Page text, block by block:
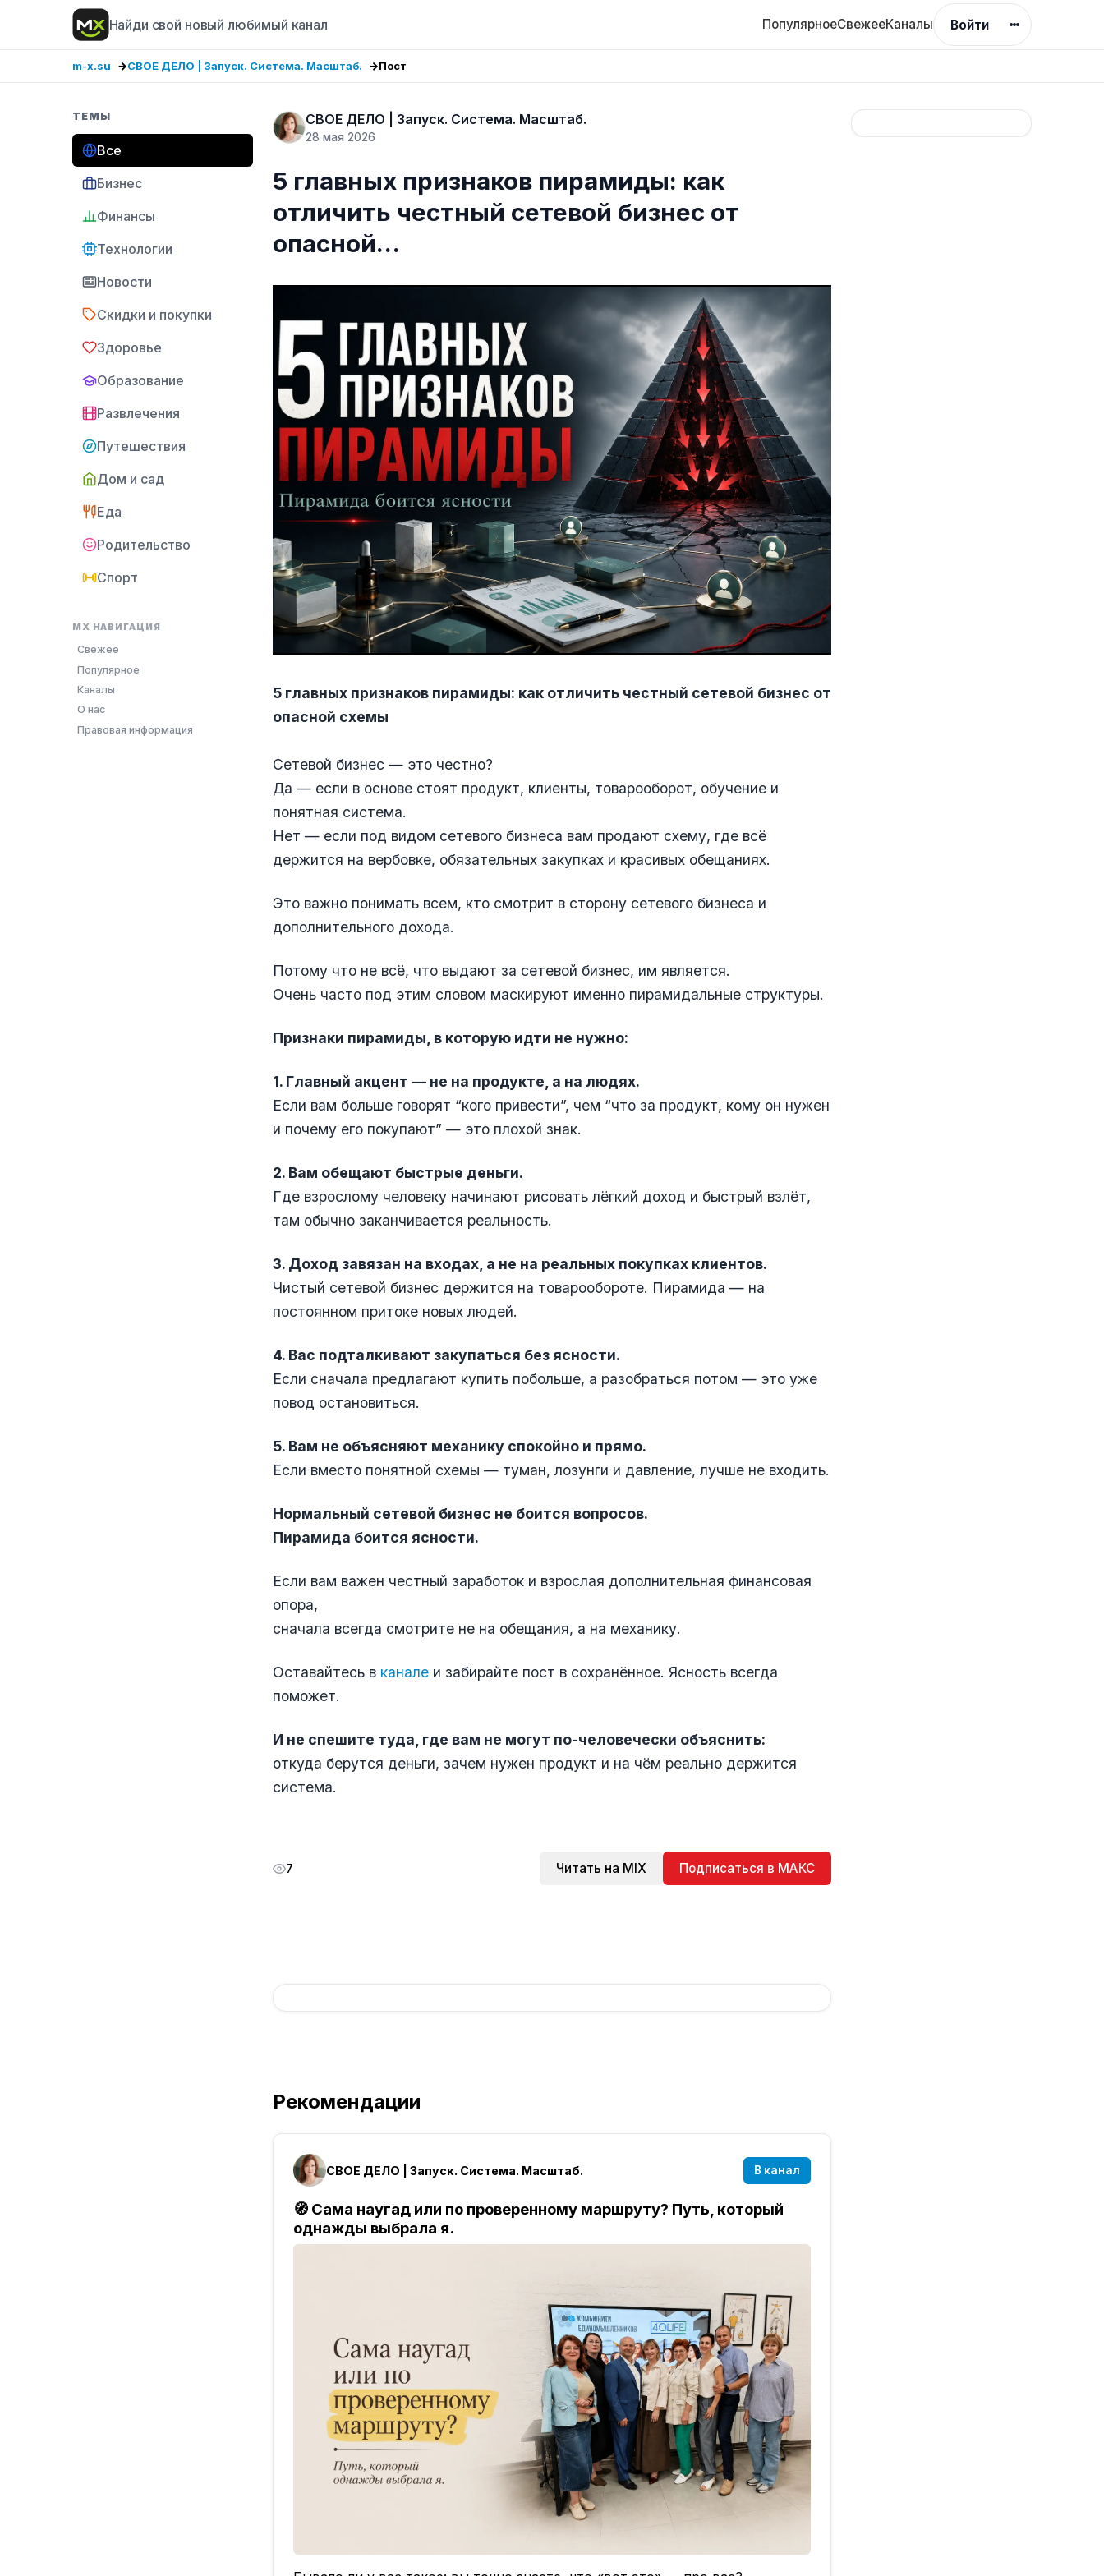
Найди свой новый любимый канал ПопулярноеСвежееКаналы Войти
m-x.su СВОЕ ДЕЛО | Запуск. Система. Масштаб. Пост
ТЕМЫ
Все
Бизнес
Финансы
Технологии
Новости
Скидки и покупки
Здоровье
Образование
Развлечения
Путешествия
Дом и сад
Еда
Родительство
Спорт
MX НАВИГАЦИЯ
Свежее
Популярное
Каналы
О нас
Правовая информация
СВОЕ ДЕЛО | Запуск. Система. Масштаб.
28 мая 2026
5 главных признаков пирамиды: как
отличить честный сетевой бизнес от
опасной…
5 главных признаков пирамиды: как отличить честный сетевой бизнес от
опасной схемы
Сетевой бизнес — это честно?
Да — если в основе стоят продукт, клиенты, товарооборот, обучение и
понятная система.
Нет — если под видом сетевого бизнеса вам продают схему, где всё
держится на вербовке, обязательных закупках и красивых обещаниях.
Это важно понимать всем, кто смотрит в сторону сетевого бизнеса и
дополнительного дохода.
Потому что не всё, что выдают за сетевой бизнес, им является.
Очень часто под этим словом маскируют именно пирамидальные структуры.
Признаки пирамиды, в которую идти не нужно:
1. Главный акцент — не на продукте, а на людях.
Если вам больше говорят “кого привести”, чем “что за продукт, кому он нужен
и почему его покупают” — это плохой знак.
2. Вам обещают быстрые деньги.
Где взрослому человеку начинают рисовать лёгкий доход и быстрый взлёт,
там обычно заканчивается реальность.
3. Доход завязан на входах, а не на реальных покупках клиентов.
Чистый сетевой бизнес держится на товарообороте. Пирамида — на
постоянном притоке новых людей.
4. Вас подталкивают закупаться без ясности.
Если сначала предлагают купить побольше, а разобраться потом — это уже
повод остановиться.
5. Вам не объясняют механику спокойно и прямо.
Если вместо понятной схемы — туман, лозунги и давление, лучше не входить.
Нормальный сетевой бизнес не боится вопросов.
Пирамида боится ясности.
Если вам важен честный заработок и взрослая дополнительная финансовая
опора,
сначала всегда смотрите не на обещания, а на механику.
Оставайтесь в канале и забирайте пост в сохранённое. Ясность всегда
поможет.
И не спешите туда, где вам не могут по-человечески объяснить:
откуда берутся деньги, зачем нужен продукт и на чём реально держится
система.
7 Читать на MIX Подписаться в МАКС
Рекомендации
СВОЕ ДЕЛО | Запуск. Система. Масштаб. В канал
🧭 Сама наугад или по проверенному маршруту? Путь, который
однажды выбрала я.